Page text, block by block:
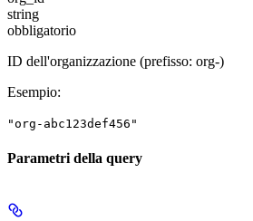
string
obbligatorio
ID dell'organizzazione (prefisso: org-)
Esempio:
"org-abc123def456"
Parametri della query